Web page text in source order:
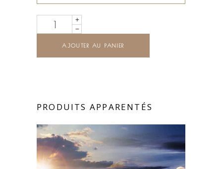
Quantity
AJOUTER AU PANIER
PRODUITS APPARENTÉS